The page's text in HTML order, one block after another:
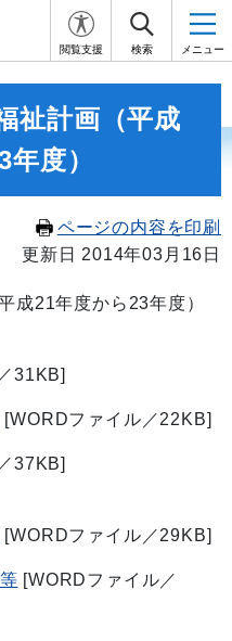
閲覧支援 検索 メニュー
祉計画（平成
度）
ページの内容を印刷
更新日 2014年03月16日
成21年度から23年度）
31KB]
[WORDファイル／22KB]
37KB]
[WORDファイル／29KB]
[WORDファイル／